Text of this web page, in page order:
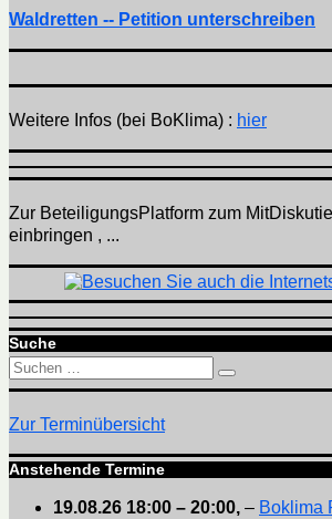
Waldretten -- Petition unterschreiben
Weitere Infos (bei BoKlima) : hier
Zur BeteiligungsPlatform zum
einbringen , ...
Suche
Suchen
nach:
Suchen
Zur Terminübersicht
Anstehende Termine
19.08.26 18:00 – 20:00, – Boklima